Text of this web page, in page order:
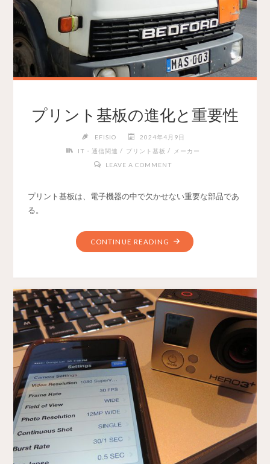
プリント基板の進化と重要性
EFISIO
2024年4月9日
IT・通信関連 / プリント基板 /
メーカー
LEAVE A COMMENT
プリント基板は、電子機器の中で欠かせない重要な部品であ
る。
CONTINUE READING